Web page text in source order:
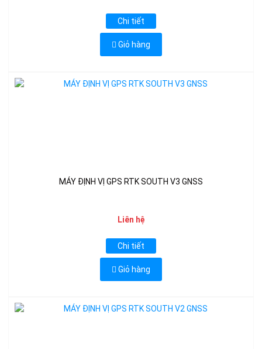
Chi tiết
Giỏ hàng
MÁY ĐỊNH VỊ GPS RTK SOUTH V3 GNSS
Liên hệ
Chi tiết
Giỏ hàng